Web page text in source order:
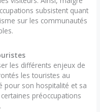
subsistent quant
sur les communautés
les différents enjeux de
les touristes au
pour son hospitalité et sa
préoccupations